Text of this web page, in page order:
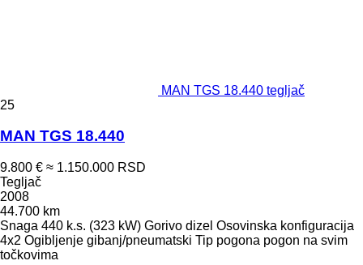
MAN TGS 18.440 tegljač
25
MAN TGS 18.440
9.800 € ≈ 1.150.000 RSD
Tegljač
2008
44.700 km
Snaga 440 k.s. (323 kW) Gorivo dizel Osovinska konfiguracija
4x2 Ogibljenje gibanj/pneumatski Tip pogona pogon na svim
točkovima